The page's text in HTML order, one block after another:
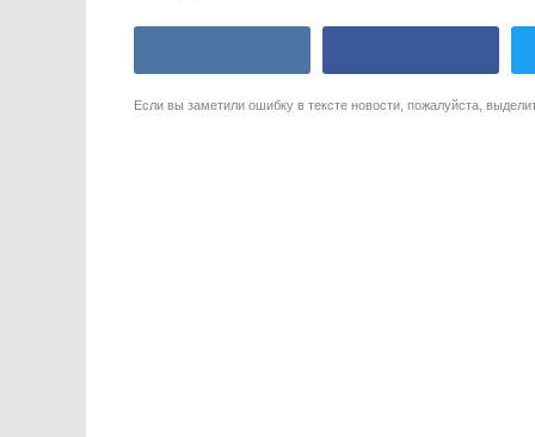
Если вы заметили ошибку в тексте новости, пожалуйста,